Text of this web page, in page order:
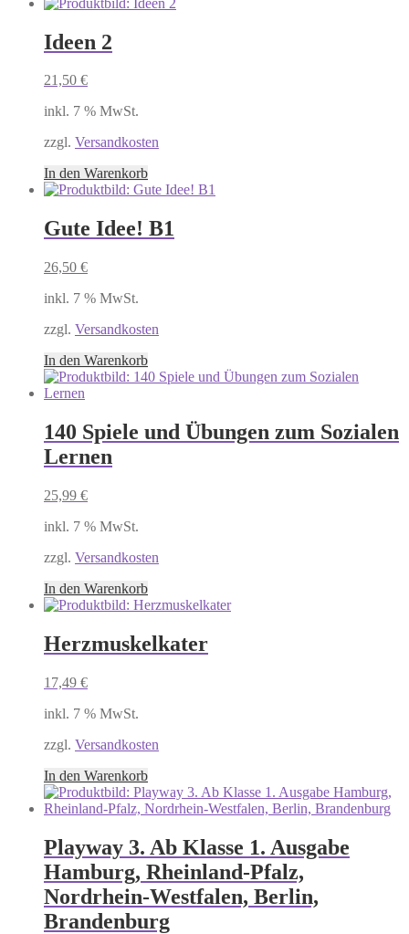
Ideen 2
21,50 €
inkl. 7 % MwSt.
zzgl. Versandkosten
In den Warenkorb
Gute Idee! B1
26,50 €
inkl. 7 % MwSt.
zzgl. Versandkosten
In den Warenkorb
140 Spiele und Übungen zum Sozialen
Lernen
25,99 €
inkl. 7 % MwSt.
zzgl. Versandkosten
In den Warenkorb
Herzmuskelkater
17,49 €
inkl. 7 % MwSt.
zzgl. Versandkosten
In den Warenkorb
Playway 3. Ab Klasse 1. Ausgabe
Hamburg, Rheinland-Pfalz,
Nordrhein-Westfalen, Berlin,
Brandenburg